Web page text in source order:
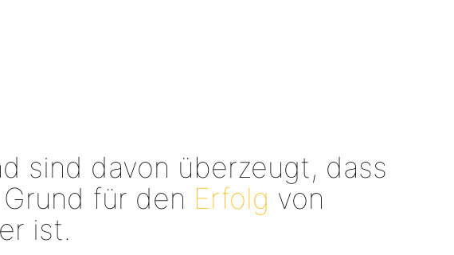
sind davon überzeugt, dass
Grund für den Erfolg von
ist.